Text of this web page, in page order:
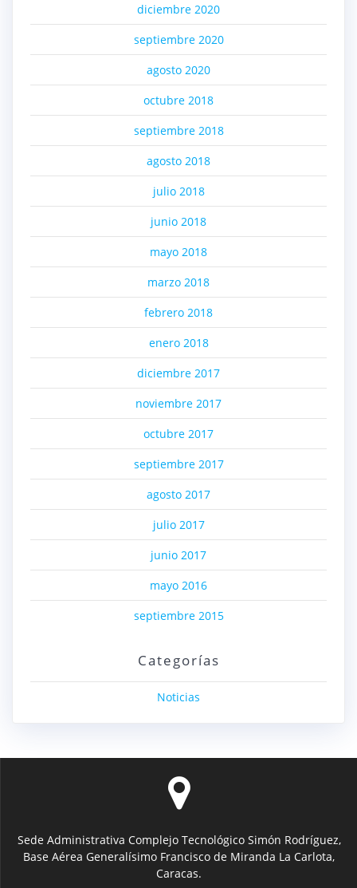
diciembre 2020
septiembre 2020
agosto 2020
octubre 2018
septiembre 2018
agosto 2018
julio 2018
junio 2018
mayo 2018
marzo 2018
febrero 2018
enero 2018
diciembre 2017
noviembre 2017
octubre 2017
septiembre 2017
agosto 2017
julio 2017
junio 2017
mayo 2016
septiembre 2015
Categorías
Noticias
Sede Administrativa Complejo Tecnológico Simón Rodríguez,
Base Aérea Generalísimo Francisco de Miranda La Carlota,
Caracas.